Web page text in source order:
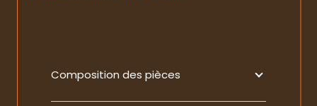
Composition des pièces